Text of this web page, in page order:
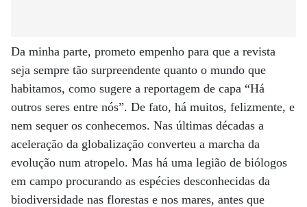
Da minha parte, prometo empenho para que a revista
seja sempre tão surpreendente quanto o mundo que
habitamos, como sugere a reportagem de capa “Há
outros seres entre nós”. De fato, há muitos, felizmente, e
nem sequer os conhecemos. Nas últimas décadas a
aceleração da globalização converteu a marcha da
evolução num atropelo. Mas há uma legião de biólogos
em campo procurando as espécies desconhecidas da
biodiversidade nas florestas e nos mares, antes que